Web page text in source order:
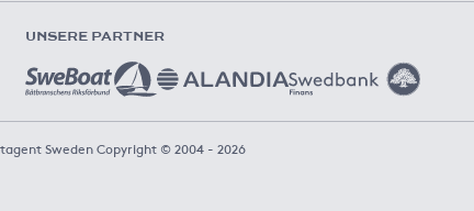
UNSERE PARTNER
Sweden Copyright © 2004 - 2026